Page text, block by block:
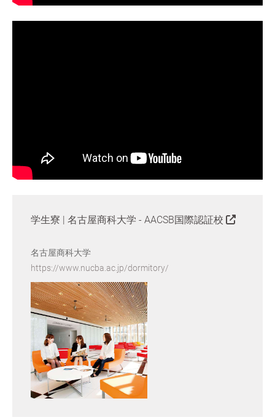
学生寮 | 名古屋商科大学 - AACSB国際認証校
名古屋商科大学
https://www.nucba.ac.jp/dormitory/